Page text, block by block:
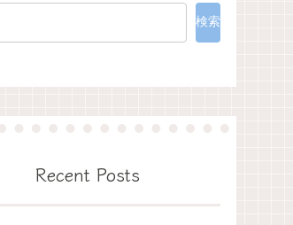
検索
Recent Posts